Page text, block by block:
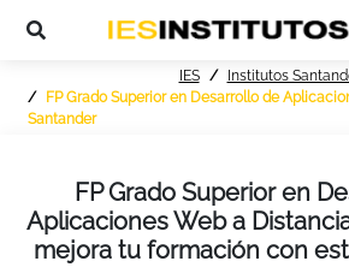
IES
Institutos
FP Grado Superior en Desarrollo de
Santander
FP Grado Superior en
Aplicaciones Web a
mejora tu formación con